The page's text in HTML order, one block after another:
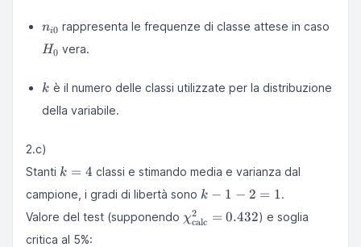
n_{i0}
ni0 rappresenta le frequenze di classe attese in caso
H0 vera.
k
k è il numero delle classi utilizzate per la distribuzione
della variabile.
2.c)
Stanti k
4
k = 4 classi e stimando media e varianza dal
campione, i gradi di libertà sono k
1
k − 1 − 2 = 1.
Valore del test (supponendo \chi^2_{\text{calc}}
= 0.432
χcalc
2 = 0.432) e soglia
critica al 5%: